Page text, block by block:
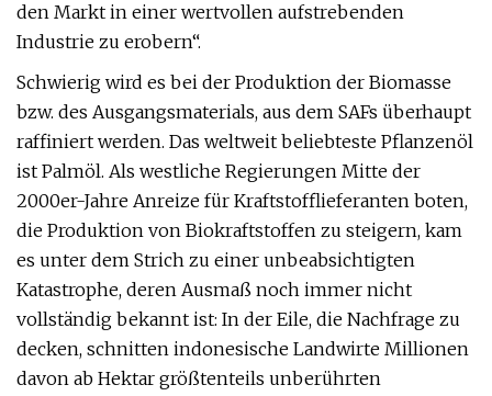
den Markt in einer wertvollen aufstrebenden
Industrie zu erobern“.
Schwierig wird es bei der Produktion der Biomasse
bzw. des Ausgangsmaterials, aus dem SAFs überhaupt
raffiniert werden. Das weltweit beliebteste Pflanzenöl
ist Palmöl. Als westliche Regierungen Mitte der
2000er-Jahre Anreize für Kraftstofflieferanten boten,
die Produktion von Biokraftstoffen zu steigern, kam
es unter dem Strich zu einer unbeabsichtigten
Katastrophe, deren Ausmaß noch immer nicht
vollständig bekannt ist: In der Eile, die Nachfrage zu
decken, schnitten indonesische Landwirte Millionen
davon ab Hektar größtenteils unberührten